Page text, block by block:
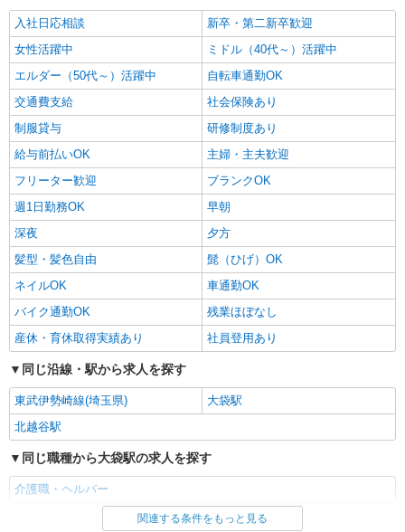
入社日応相談
新卒・第二新卒歓迎
女性活躍中
ミドル（40代～）活躍中
エルダー（50代～）活躍中
自転車通勤OK
交通費支給
社会保険あり
制服貸与
研修制度あり
給与前払いOK
主婦・主夫歓迎
フリーター歓迎
ブランクOK
週1日勤務OK
早朝
深夜
夕方
髪型・髪色自由
髭（ひげ）OK
ネイルOK
車通勤OK
バイク通勤OK
残業ほぼなし
産休・育休取得実績あり
社員登用あり
同じ沿線・駅から求人を探す
東武伊勢崎線(埼玉県)
大袋駅
北越谷駅
同じ職種から大袋駅の求人を探す
介護職・ヘルパー
同じ雇用形態から大袋駅の求人を探す
関連する条件をもっと見る